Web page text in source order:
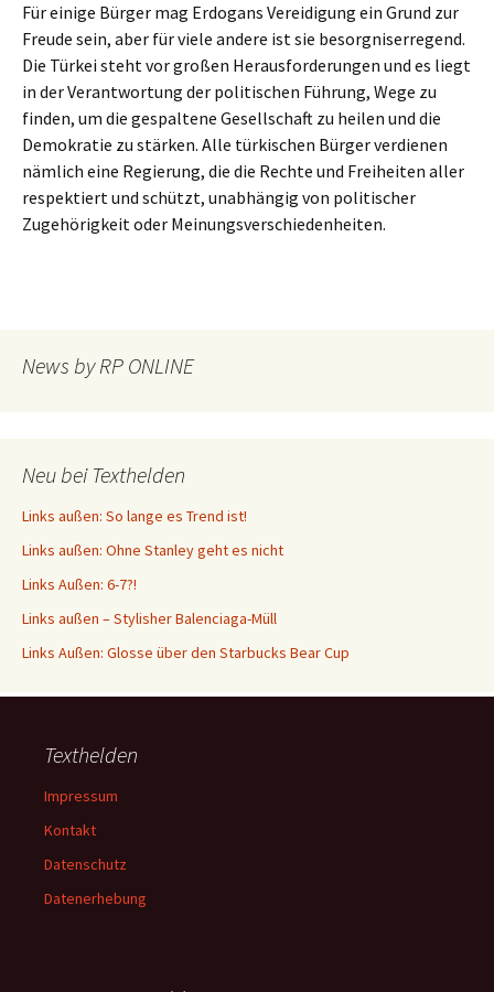
Für einige Bürger mag Erdogans Vereidigung ein Grund zur
Freude sein, aber für viele andere ist sie besorgniserregend.
Die Türkei steht vor großen Herausforderungen und es liegt
in der Verantwortung der politischen Führung, Wege zu
finden, um die gespaltene Gesellschaft zu heilen und die
Demokratie zu stärken. Alle türkischen Bürger verdienen
nämlich eine Regierung, die die Rechte und Freiheiten aller
respektiert und schützt, unabhängig von politischer
Zugehörigkeit oder Meinungsverschiedenheiten.
News by RP ONLINE
Neu bei Texthelden
Links außen: So lange es Trend ist!
Links außen: Ohne Stanley geht es nicht
Links Außen: 6-7?!
Links außen – Stylisher Balenciaga-Müll
Links Außen: Glosse über den Starbucks Bear Cup
Texthelden
Impressum
Kontakt
Datenschutz
Datenerhebung